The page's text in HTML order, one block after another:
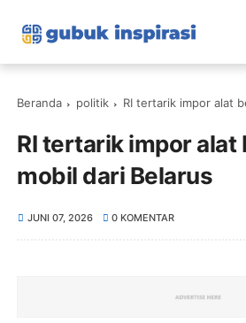
Beranda politik RI tertarik impor alat
RI tertarik impor alat
mobil dari Belarus
JUNI 07, 2026 0 KOMENTAR